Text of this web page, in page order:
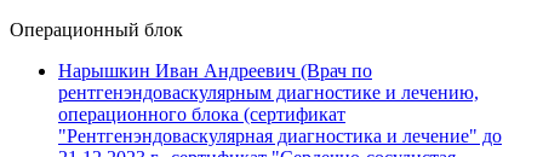
Операционный блок
Нарышкин Иван Андреевич (Врач по
рентгенэндоваскулярным диагностике и лечению,
операционного блока (сертификат
"Рентгенэндоваскулярная диагностика и лечение" до